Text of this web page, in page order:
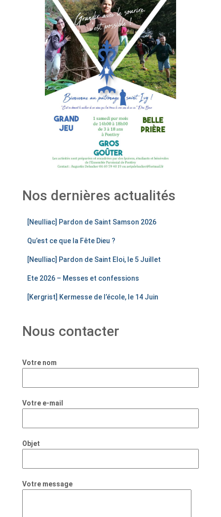
Nos dernières actualités
[Neulliac] Pardon de Saint Samson 2026
Qu’est ce que la Fête Dieu ?
[Neulliac] Pardon de Saint Eloi, le 5 Juillet
Ete 2026 – Messes et confessions
[Kergrist] Kermesse de l’école, le 14 Juin
Nous contacter
Votre nom
Votre e-mail
Objet
Votre message